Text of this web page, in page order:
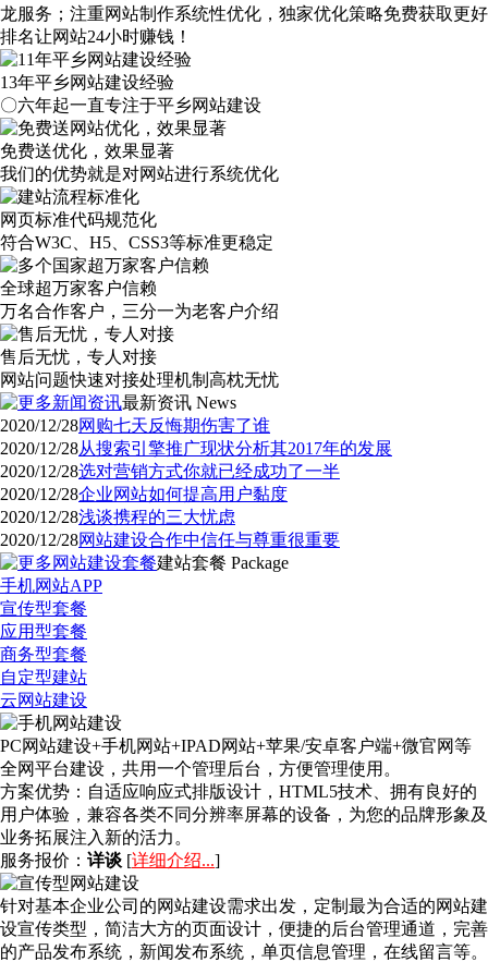
龙服务 ；注重网站制作系统性优化， 独家优化策略免费获取更好
排名让网站24小时赚钱！
13年平乡网站建设经验
〇六年起一直专注于平乡网站建设
免费送优化，效果显著
我们的优势就是对网站进行系统优化
网页标准代码规范化
符合W3C、H5、CSS3等标准更稳定
全球超万家客户信赖
万名合作客户，三分一为老客户介绍
售后无忧，专人对接
网站问题快速对接处理机制高枕无忧
最新资讯 News
2020/12/28网购七天反悔期伤害了谁
2020/12/28从搜索引擎推广现状分析其2017年的发展
2020/12/28选对营销方式你就已经成功了一半
2020/12/28企业网站如何提高用户黏度
2020/12/28浅谈携程的三大忧虑
2020/12/28网站建设合作中信任与尊重很重要
建站套餐 Package
手机网站APP
宣传型套餐
应用型套餐
商务型套餐
自定型建站
云网站建设
PC网站建设+手机网站+IPAD网站+苹果/安卓客户端+微官网等
全网平台建设，共用一个管理后台，方便管理使用。
方案优势： 自适应响应式排版设计，HTML5技术、拥有良好的
用户体验，兼容各类不同分辨率屏幕的设备，为您的品牌形象及
业务拓展注入新的活力。
服务报价： 详谈 [详细介绍...]
针对基本企业公司的网站建设需求出发，定制最为合适的网站建
设宣传类型，简洁大方的页面设计，便捷的后台管理通道，完善
的产品发布系统，新闻发布系统，单页信息管理，在线留言等。